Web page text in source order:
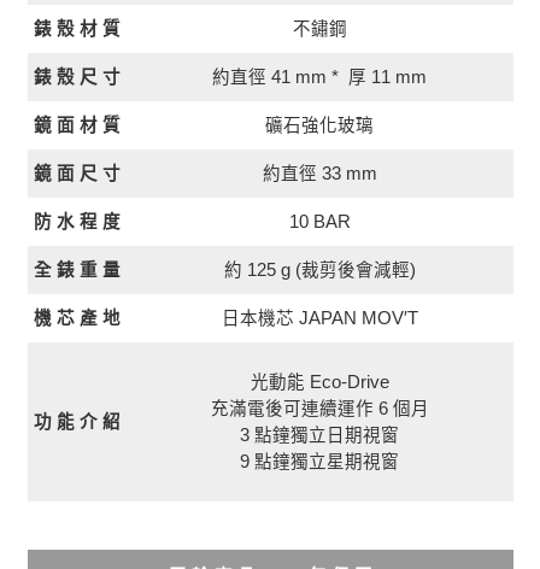
錶 殼 材 質 不鏽鋼
錶 殼 尺 寸 約直徑 41 mm * 厚 11 mm
鏡 面 材 質 礦石強化玻璃
鏡 面 尺 寸 約直徑 33 mm
防 水 程 度 10 BAR
全 錶 重 量 約 125 g (裁剪後會減輕)
機 芯 產 地 日本機芯 JAPAN MOV′T
功 能 介 紹
光動能 Eco-Drive
充滿電後可連續運作 6 個月
3 點鐘獨立日期視窗
9 點鐘獨立星期視窗